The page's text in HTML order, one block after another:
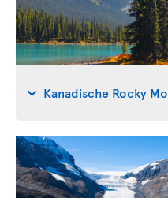
Kanadische Rocky